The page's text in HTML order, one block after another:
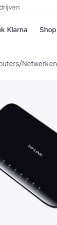
Klarna Shop
/Netwerken